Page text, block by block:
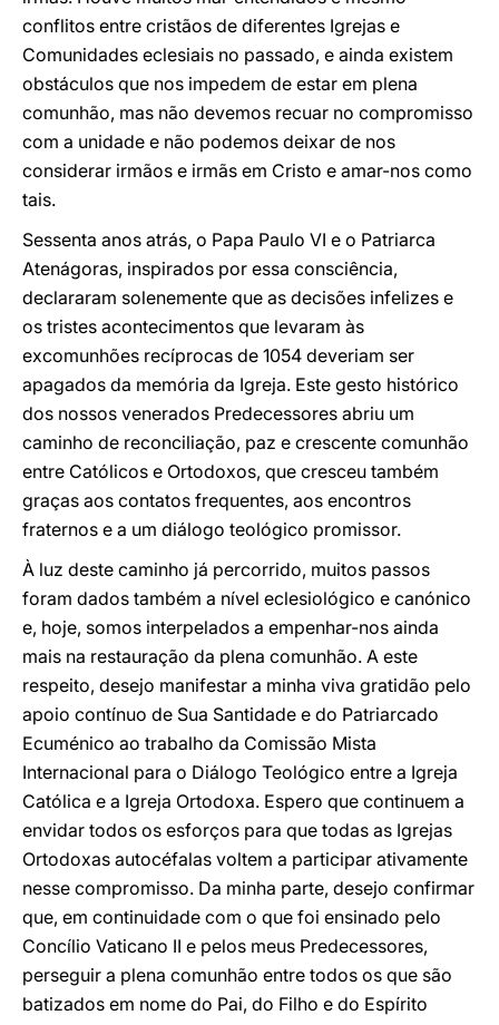
conflitos entre cristãos de diferentes Igrejas e
Comunidades eclesiais no passado, e ainda existem
obstáculos que nos impedem de estar em plena
comunhão, mas não devemos recuar no compromisso
com a unidade e não podemos deixar de nos
considerar irmãos e irmãs em Cristo e amar-nos como
tais.
Sessenta anos atrás, o Papa Paulo VI e o Patriarca
Atenágoras, inspirados por essa consciência,
declararam solenemente que as decisões infelizes e
os tristes acontecimentos que levaram às
excomunhões recíprocas de 1054 deveriam ser
apagados da memória da Igreja. Este gesto histórico
dos nossos venerados Predecessores abriu um
caminho de reconciliação, paz e crescente comunhão
entre Católicos e Ortodoxos, que cresceu também
graças aos contatos frequentes, aos encontros
fraternos e a um diálogo teológico promissor.
À luz deste caminho já percorrido, muitos passos
foram dados também a nível eclesiológico e canónico
e, hoje, somos interpelados a empenhar-nos ainda
mais na restauração da plena comunhão. A este
respeito, desejo manifestar a minha viva gratidão pelo
apoio contínuo de Sua Santidade e do Patriarcado
Ecuménico ao trabalho da Comissão Mista
Internacional para o Diálogo Teológico entre a Igreja
Católica e a Igreja Ortodoxa. Espero que continuem a
envidar todos os esforços para que todas as Igrejas
Ortodoxas autocéfalas voltem a participar ativamente
nesse compromisso. Da minha parte, desejo confirmar
que, em continuidade com o que foi ensinado pelo
Concílio Vaticano II e pelos meus Predecessores,
perseguir a plena comunhão entre todos os que são
batizados em nome do Pai, do Filho e do Espírito